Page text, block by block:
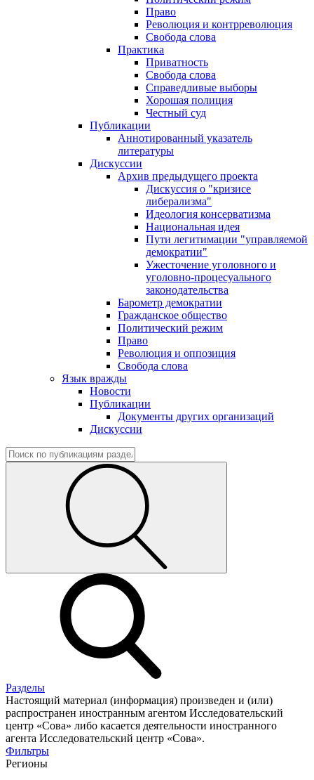
Право
Революция и контрреволюция
Свобода слова
Практика
Приватность
Свобода слова
Справедливые выборы
Хорошая полиция
Честный суд
Публикации
Аннотированный указатель
литературы
Дискуссии
Архив предыдущего проекта
Дискуссия о "кризисе
либерализма"
Идеология консерватизма
Национальная идея
Пути легитимации "управляемой
демократии"
Ужесточение уголовного и
уголовно-процесуального
законодательства
Барометр демократии
Гражданское общество
Политический режим
Право
Революция и оппозиция
Свобода слова
Язык вражды
Новости
Публикации
Документы других организаций
Дискуссии
Разделы
Настоящий материал (информация) произведен и (или)
распространен иностранным агентом Исследовательский
центр «Сова» либо касается деятельности иностранного
агента Исследовательский центр «Сова».
Фильтры
Регионы